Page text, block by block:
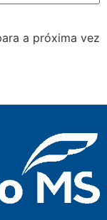
a próxima vez